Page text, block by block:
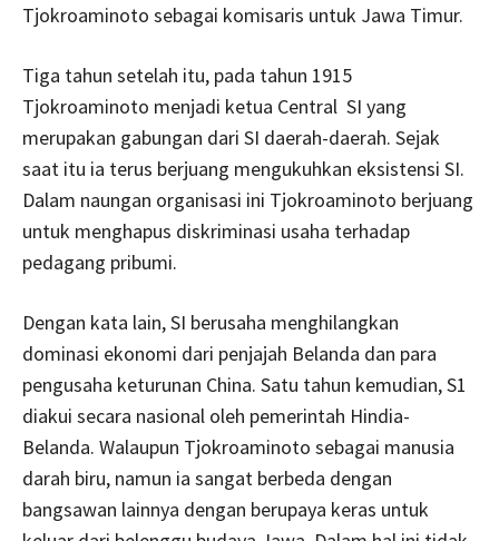
Tjokroaminoto sebagai komisaris untuk Jawa Timur.
Tiga tahun setelah itu, pada tahun 1915
Tjokroaminoto menjadi ketua Central SI yang
merupakan gabungan dari SI daerah-daerah. Sejak
saat itu ia terus berjuang mengukuhkan eksistensi SI.
Dalam naungan organisasi ini Tjokroaminoto berjuang
untuk menghapus diskriminasi usaha terhadap
pedagang pribumi.
Dengan kata lain, SI berusaha menghilangkan
dominasi ekonomi dari penjajah Belanda dan para
pengusaha keturunan China. Satu tahun kemudian, S1
diakui secara nasional oleh pemerintah Hindia-
Belanda. Walaupun Tjokroaminoto sebagai manusia
darah biru, namun ia sangat berbeda dengan
bangsawan lainnya dengan berupaya keras untuk